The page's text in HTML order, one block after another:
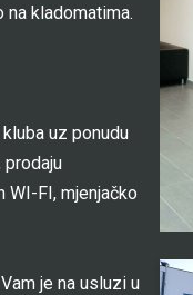
na kladomatima.
uz ponudu
prodaju
WI-FI, mjenjačko
je na usluzi u